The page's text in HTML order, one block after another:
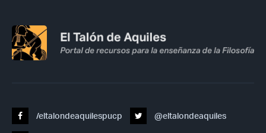
/eltalondeaquilespucp @eltalondeaquiles